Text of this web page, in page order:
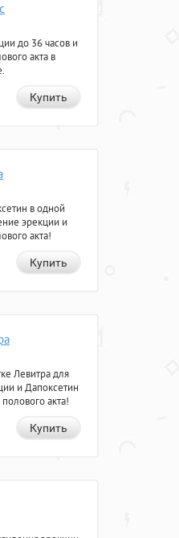
до 36 часов и
акта в
Купить
в одной
эрекции и
акта!
Купить
Левитра для
и Дапоксетин
акта!
Купить